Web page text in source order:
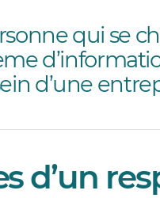
qui se
d’une
d’un